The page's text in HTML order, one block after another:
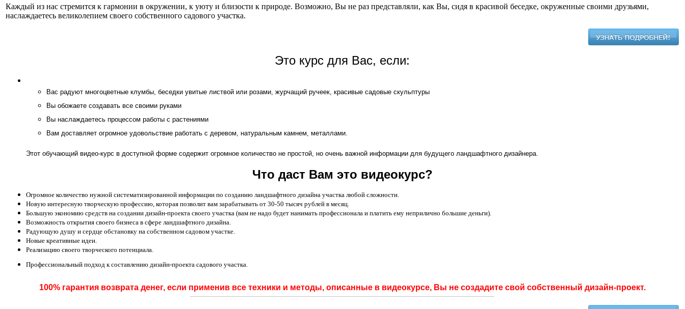
Каждый из нас стремится к гармонии в окружении, к уюту и близости к природе. Возможно, Вы не раз представляли, как Вы, сидя в красивой беседке, окруженные своими друзьями,
наслаждаетесь великолепием своего собственного садового участка.
Это курс для Вас, если:
Вас радуют многоцветные клумбы, беседки увитые листвой или розами, журчащий ручеек, красивые садовые скульптуры
Вы обожаете создавать все своими руками
Вы наслаждаетесь процессом работы с растениями
Вам доставляет огромное удовольствие работать с деревом, натуральным камнем, металлами.
Этот обучающий видео-курс в доступной форме содержит огромное количество не простой, но очень важной информации для будущего ландшафтного дизайнера.
Что даст Вам это видеокурс?
Огромное количество нужной систематизированной информации по созданию ландшафтного дизайна участка любой сложности.
Новую интересную творческую профессию, которая позволит вам зарабатывать от 30-50 тысяч рублей в месяц.
Большую экономию средств на создании дизайн-проекта своего участка (вам не надо будет нанимать профессионала и платить ему неприлично большие деньги).
Возможность открытия своего бизнеса в сфере ландшафтного дизайна.
Радующую душу и сердце обстановку на собственном садовом участке.
Новые креативные идеи.
Реализацию своего творческого потенциала.
Профессиональный подход к составлению дизайн-проекта садового участка.
100% гарантия возврата денег, если применив все техники и методы, описанные в видеокурсе, Вы не создадите свой собственный дизайн-проект.